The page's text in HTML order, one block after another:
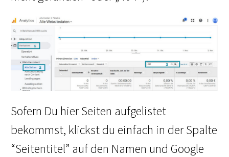
Sofern Du hier Seiten aufgelistet
bekommst, klickst du einfach in der Spalte
“Seitentitel” auf den Namen und Google